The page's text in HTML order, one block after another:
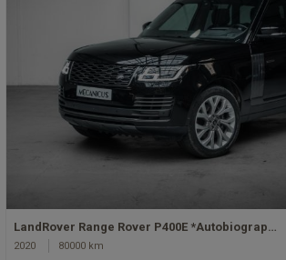
LandRover Range Rover P400E *Autobiograp…
2020 80000 km